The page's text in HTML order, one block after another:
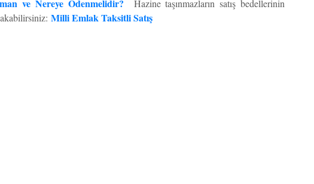
ve Nereye Ödenmelidir? Hazine taşınmazların satış bedellerinin
Milli Emlak Taksitli Satış